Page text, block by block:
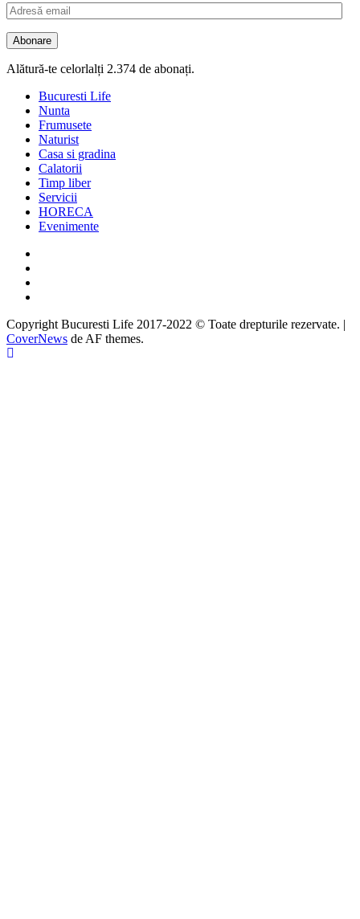
Adresă
email
Abonare
Alătură-te celorlalți 2.374 de abonați.
Bucuresti Life
Nunta
Frumusete
Naturist
Casa si gradina
Calatorii
Timp liber
Servicii
HORECA
Evenimente
Copyright Bucuresti Life 2017-2022 © Toate drepturile rezervate. |
CoverNews de AF themes.